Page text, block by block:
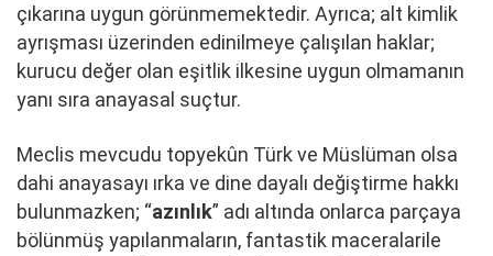
çıkarına uygun görünmemektedir. Ayrıca; alt kimlik
ayrışması üzerinden edinilmeye çalışılan haklar;
kurucu değer olan eşitlik ilkesine uygun olmamanın
yanı sıra anayasal suçtur.
Meclis mevcudu topyekûn Türk ve Müslüman olsa
dahi anayasayı ırka ve dine dayalı değiştirme hakkı
bulunmazken; “azınlık” adı altında onlarca parçaya
bölünmüş yapılanmaların, fantastik maceralarile